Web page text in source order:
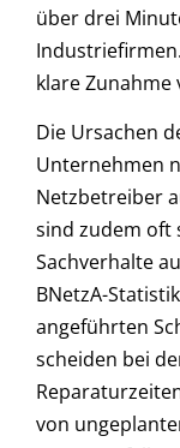
über drei
klare
Die Ursachen
Unternehmen
Netzbetreiber
sind zudem oft
Sachverhalte
BNetzA-
angeführten
scheiden bei
von